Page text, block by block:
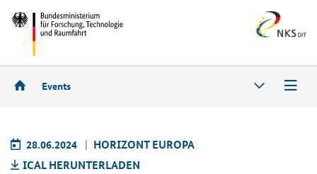
Events
28.06.2024
HO­RI­ZONT EU­RO­PA
ICAL HER­UN­TER­LA­DEN